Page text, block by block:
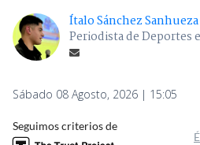
Ítalo Sánchez Sanhueza
Periodista de Deportes
Sábado 08 Agosto, 2026 | 15:05
Seguimos criterios de